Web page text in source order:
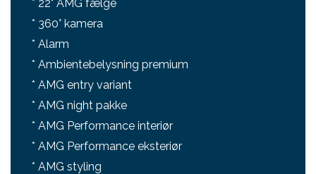
* 22" AMG fælge
* 360° kamera
* Alarm
* Ambientebelysning premium
* AMG entry variant
* AMG night pakke
* AMG Performance interiør
* AMG Performance eksteriør
* AMG styling